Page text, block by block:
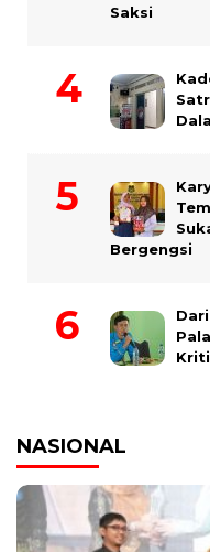
Saksi
Bergengsi
NASIONAL